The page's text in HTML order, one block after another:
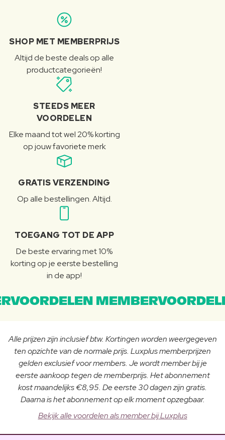
SHOP MET MEMBERPRIJS
Altijd de beste deals op alle
productcategorieën!
STEEDS MEER
VOORDELEN
Elke maand tot wel 20% korting
op jouw favoriete merk
GRATIS VERZENDING
Op alle bestellingen. Altijd.
TOEGANG TOT DE APP
De beste ervaring met 10%
korting op je eerste bestelling
in de app!
Alle prijzen zijn inclusief btw. Kortingen worden weergegeven
ten opzichte van de normale prijs. Luxplus memberprijzen
gelden exclusief voor members. Je wordt member bij je
eerste aankoop tegen de memberprijs. Het abonnement
kost maandelijks €8,95. De eerste 30 dagen zijn gratis.
Daarna is het abonnement op elk moment opzegbaar.
Bekijk alle voordelen als member bij Luxplus